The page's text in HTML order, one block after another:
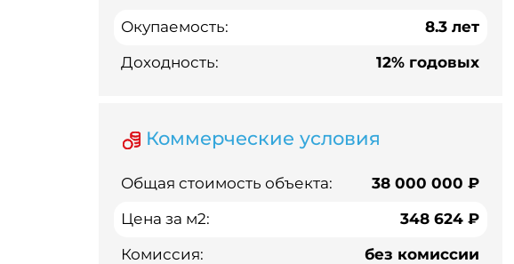
Окупаемость:
8.3 лет
Доходность:
12% годовых
Коммерческие условия
Общая стоимость объекта:
38 000 000 ₽
Цена за м2:
348 624 ₽
Комиссия:
без комиссии